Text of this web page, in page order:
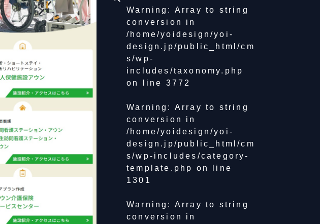
Warning : Array to string
conversion in
/home/yoidesign/yoi-
design.jp/public_html/cm
s/wp-
includes/taxonomy.php
on line 3772
Warning : Array to string
conversion in
/home/yoidesign/yoi-
design.jp/public_html/cm
s/wp-includes/category-
template.php
on line
1301
Warning : Array to string
conversion in